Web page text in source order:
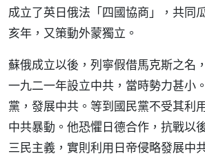
成立了英日俄法「四國協商」，共同
亥年，又策動外蒙獨立。
蘇俄成立以後，列寧假借馬克斯之名
一九二一年設立中共，當時勢力甚小
黨，發展中共。等到國民黨不受其利
中共暴動。他恐懼日德合作，抗戰以
三民主義，實則利用日帝侵略發展中